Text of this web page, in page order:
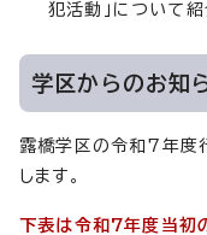
犯活動」について紹
学区からのお知
露橋学区の令和7年度
します。
下表は令和7年度当初